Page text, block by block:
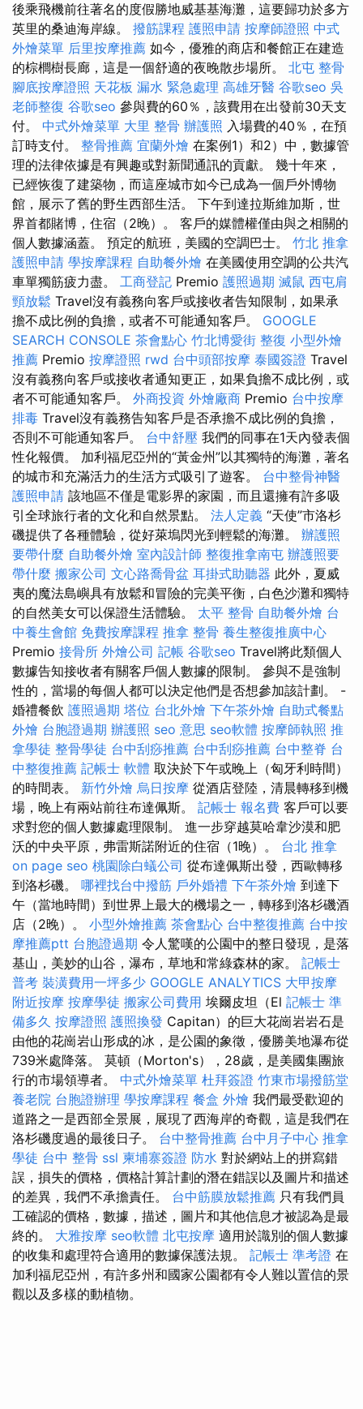
後乘飛機前往著名的度假勝地威基基海灘，這要歸功於多方
英里的桑迪海岸線。 撥筋課程 護照申請 按摩師證照 中式
外燴菜單 后里按摩推薦 如今，優雅的商店和餐館正在建造
的棕櫚樹長廊，這是一個舒適的夜晚散步場所。 北屯 整骨
腳底按摩證照 天花板 漏水 緊急處理 高雄牙醫 谷歌seo 吳
老師整復 谷歌seo 參與費的60％，該費用在出發前30天支
付。 中式外燴菜單 大里 整骨 辦護照 入場費的40％，在預
訂時支付。 整骨推薦 宜蘭外燴 在案例1）和2）中，數據管
理的法律依據是有興趣或對新聞通訊的貢獻。 幾十年來，
已經恢復了建築物，而這座城市如今已成為一個戶外博物
館，展示了舊的野生西部生活。 下午到達拉斯維加斯，世
界首都賭博，住宿（2晚）。 客戶的媒體權僅由與之相關的
個人數據涵蓋。 預定的航班，美國的空調巴士。 竹北 推拿
護照申請 學按摩課程 自助餐外燴 在美國使用空調的公共汽
車單獨筋疲力盡。 工商登記 Premio 護照過期 滅鼠 西屯肩
頸放鬆 Travel沒有義務向客戶或接收者告知限制，如果承
擔不成比例的負擔，或者不可能通知客戶。 GOOGLE
SEARCH CONSOLE 茶會點心 竹北博愛街 整復 小型外燴
推薦 Premio 按摩證照 rwd 台中頭部按摩 泰國簽證 Travel
沒有義務向客戶或接收者通知更正，如果負擔不成比例，或
者不可能通知客戶。 外商投資 外燴廠商 Premio 台中按摩
排毒 Travel沒有義務告知客戶是否承擔不成比例的負擔，
否則不可能通知客戶。 台中舒壓 我們的同事在1天內發表個
性化報價。 加利福尼亞州的“黃金州”以其獨特的海灘，著名
的城市和充滿活力的生活方式吸引了遊客。 台中整骨神醫
護照申請 該地區不僅是電影界的家園，而且還擁有許多吸
引全球旅行者的文化和自然景點。 法人定義 “天使”市洛杉
磯提供了各種體驗，從好萊塢閃光到輕鬆的海灘。 辦護照
要帶什麼 自助餐外燴 室內設計師 整復推拿南屯 辦護照要
帶什麼 搬家公司 文心路喬骨盆 耳掛式助聽器 此外，夏威
夷的魔法島嶼具有放鬆和冒險的完美平衡，白色沙灘和獨特
的自然美女可以保證生活體驗。 太平 整骨 自助餐外燴 台
中養生會館 免費按摩課程 推拿 整骨 養生整復推廣中心
Premio 接骨所 外燴公司 記帳 谷歌seo Travel將此類個人
數據告知接收者有關客戶個人數據的限制。 參與不是強制
性的，當場的每個人都可以決定他們是否想參加該計劃。 -
婚禮餐飲 護照過期 塔位 台北外燴 下午茶外燴 自助式餐點
外燴 台胞證過期 辦護照 seo 意思 seo軟體 按摩師執照 推
拿學徒 整骨學徒 台中刮痧推薦 台中刮痧推薦 台中整脊 台
中整復推薦 記帳士 軟體 取決於下午或晚上（匈牙利時間）
的時間表。 新竹外燴 烏日按摩 從酒店登陸，清晨轉移到機
場，晚上有兩站前往布達佩斯。 記帳士 報名費 客戶可以要
求對您的個人數據處理限制。 進一步穿越莫哈韋沙漠和肥
沃的中央平原，弗雷斯諾附近的住宿（1晚）。 台北 推拿
on page seo 桃園除白蟻公司 從布達佩斯出發，西歐轉移
到洛杉磯。 哪裡找台中撥筋 戶外婚禮 下午茶外燴 到達下
午（當地時間）到世界上最大的機場之一，轉移到洛杉磯酒
店（2晚）。 小型外燴推薦 茶會點心 台中整復推薦 台中按
摩推薦ptt 台胞證過期 令人驚嘆的公園中的整日發現，是落
基山，美妙的山谷，瀑布，草地和常綠森林的家。 記帳士
普考 裝潢費用一坪多少 GOOGLE ANALYTICS 大甲按摩
附近按摩 按摩學徒 搬家公司費用 埃爾皮坦（El 記帳士 準
備多久 按摩證照 護照換發 Capitan）的巨大花崗岩岩石是
由他的花崗岩山形成的冰，是公園的象徵，優勝美地瀑布從
739米處降落。 莫頓（Morton's），28歲，是美國集團旅
行的市場領導者。 中式外燴菜單 杜拜簽證 竹東市場撥筋堂
養老院 台胞證辦理 學按摩課程 餐盒 外燴 我們最受歡迎的
道路之一是西部全景展，展現了西海岸的奇觀，這是我們在
洛杉磯度過的最後日子。 台中整骨推薦 台中月子中心 推拿
學徒 台中 整骨 ssl 柬埔寨簽證 防水 對於網站上的拼寫錯
誤，損失的價格，價格計算計劃的潛在錯誤以及圖片和描述
的差異，我們不承擔責任。 台中筋膜放鬆推薦 只有我們員
工確認的價格，數據，描述，圖片和其他信息才被認為是最
終的。 大雅按摩 seo軟體 北屯按摩 適用於識別的個人數據
的收集和處理符合適用的數據保護法規。 記帳士 準考證 在
加利福尼亞州，有許多州和國家公園都有令人難以置信的景
觀以及多樣的動植物。